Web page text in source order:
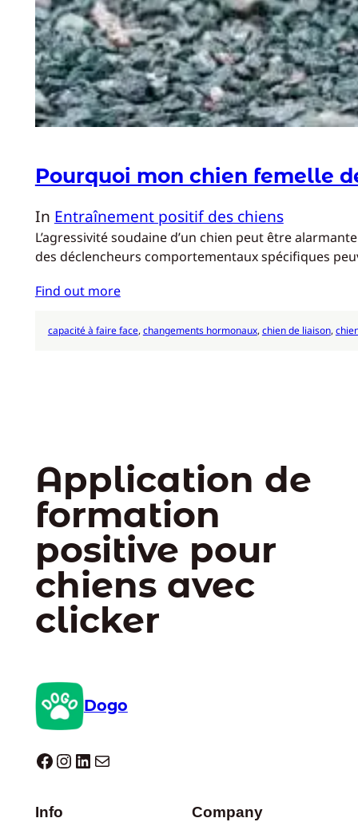
Pourquoi mon chien femelle
In Entraînement positif des chiens
L’agressivité soudaine d’un chien peut être
des déclencheurs comportementaux spécifiques
Find out more
capacité à faire face, changements hormonaux, chien de liaison,
Application de
formation
positive pour
chiens avec
clicker
Dogo
Dogo facebook InstagramLinkedIn E-mail
Info Company